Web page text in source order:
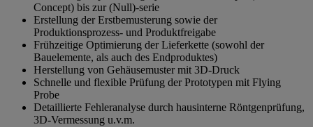
Concept) bis zur (Null)-serie
Erstellung der Erstbemusterung sowie der
Produktionsprozess- und Produktfreigabe
Frühzeitige Optimierung der Lieferkette (sowohl der
Bauelemente, als auch des Endproduktes)
Herstellung von Gehäusemuster mit 3D-Druck
Schnelle und flexible Prüfung der Prototypen mit Flying
Probe
Detaillierte Fehleranalyse durch hausinterne Röntgenprüfung,
3D-Vermessung u.v.m.